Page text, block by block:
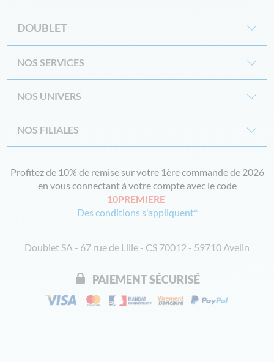
DOUBLET
NOS SERVICES
NOS UNIVERS
NOS FILIALES
Profitez de 10% de remise sur votre 1ère commande de 2026
en vous connectant à votre compte avec le code
10PREMIERE
Des conditions s'appliquent*
Doublet SA - 67 rue de Lille - CS 70012 - 59710 Avelin
PAIEMENT SÉCURISÉ